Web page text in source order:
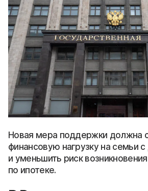
Новая мера поддержки должна
финансовую нагрузку на семьи
и уменьшить риск
по ипотеке.